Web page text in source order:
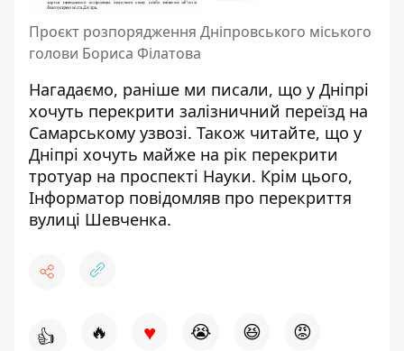
Проєкт розпорядження Дніпровського міського
голови Бориса Філатова
Нагадаємо, раніше ми писали, що у Дніпрі
хочуть перекрити залізничний переїзд на
Самарському узвозі. Також читайте, що у
Дніпрі хочуть майже на рік перекрити
тротуар на проспекті Науки. Крім цього,
Інформатор повідомляв про перекриття
вулиці Шевченка.
👍 🔥 ♥ 😭 😆 😡